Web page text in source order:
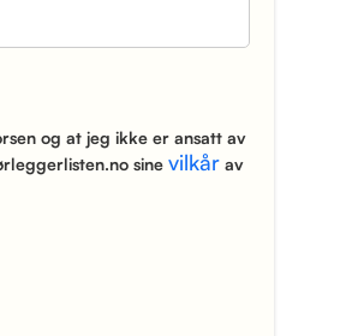
og at jeg ikke er ansatt av
sine vilkårav